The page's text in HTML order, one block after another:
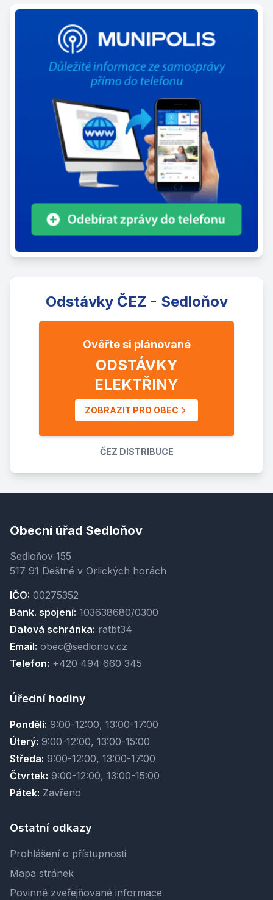
Odstávky ČEZ - Sedloňov
Ověřte si plánované
ODSTÁVKY
ELEKTŘINY
ZOBRAZIT PRO OBEC
ČEZ DISTRIBUCE
Obecní úřad Sedloňov
Sedloňov 155
517 91 Deštné v Orlických horách
IČO: 00275352
Bank. spojení: 103638680/0300
Datová schránka: ratbt34
Email: obec@sedlonov.cz
Telefon: +420 494 660 345
Úřední hodiny
Pondělí: 9:00-12:00, 13:00-17:00
Úterý: 9:00-12:00, 13:00-15:00
Středa: 9:00-12:00, 13:00-17:00
Čtvrtek: 9:00-12:00, 13:00-15:00
Pátek: Zavřeno
Ostatní odkazy
Prohlášení o přístupnosti
Mapa stránek
Povinně zveřejňované informace